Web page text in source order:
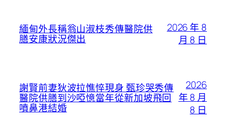
緬甸外長稱翁山淑枝秀傳醫院供
膳安康狀況傑出
2026 年 8
月 8 日
謝賢前妻狄波拉憔悴現身 甄珍哭秀傳
醫院供膳到沙啞憶當年從新加坡飛回
噴鼻港結婚
2026
年 8 月
8 日